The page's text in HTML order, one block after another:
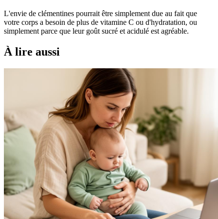
L'envie de clémentines pourrait être simplement due au fait que
votre corps a besoin de plus de vitamine C ou d'hydratation, ou
simplement parce que leur goût sucré et acidulé est agréable.
À lire aussi